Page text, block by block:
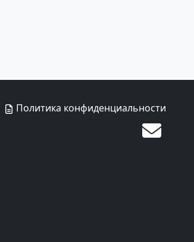
Политика конфиденциальности